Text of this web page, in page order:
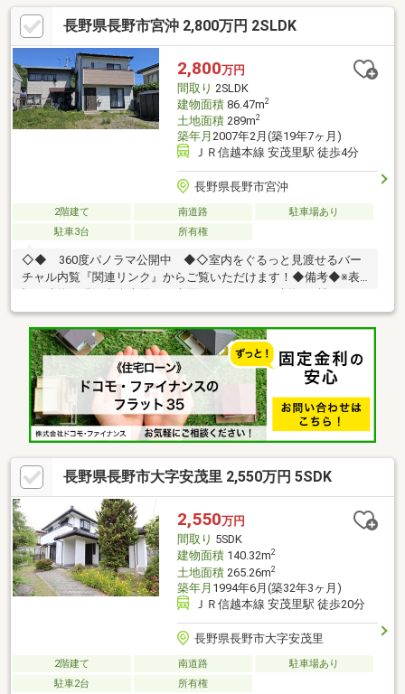
クリーニング、雨漏り点検、設備点検、駐車場拡張【おすすめポ
イント】・シロアリ防除工事施工後5年間保証。・お客様に合わせ
たローンの組み方や金融機関をご提案。住宅ローンが初めての方
でもお気軽にご相談ください。【周辺施設】・長野市立安茂里小
学校まで約650ｍ（徒歩約9分）・長野市立裾花中学校まで約550
ｍ
長野県長野市宮沖 2,800万円 2SLDK
2,800万円
間取り 2SLDK
建物面積86.47m2
土地面積289m2
築年月 2007年2月(築19年7ヶ月)
ＪＲ信越本線 安茂里駅 徒歩4分
長野県長野市宮沖
2階建て 南道路
駐車場あり
駐車3台
所有権
◇◆ 360度パノラマ公開中 ◆◇室内をぐるっと見渡せるバー
チャル内覧『関連リンク』からご覧いただけます！◆備考◆※表
すが、表記の建物以外は売主負担にて解体後、お引渡し致しま
す。（東側の建物が表記の建物で、西側の建物が解体予定の建物
です）
長野県長野市大字安茂里 2,550万円 5SDK
2,550万円
間取り 5SDK
建物面積140.32m2
土地面積265.26m2
築年月 1994年6月(築32年3ヶ月)
ＪＲ信越本線 安茂里駅 徒歩20分
長野県長野市大字安茂里
2階建て 南道路
駐車場あり
駐車2台
所有権